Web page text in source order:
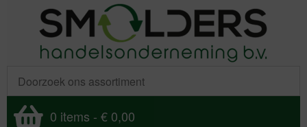
0 items - € 0,00